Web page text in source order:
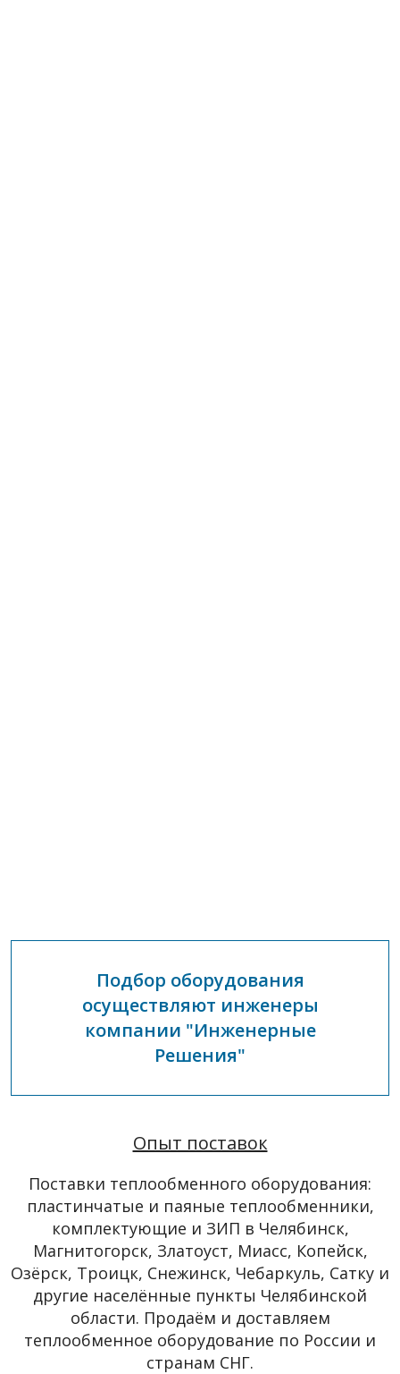
Подбор оборудования
осуществляют инженеры
компании "Инженерные
Решения"
Опыт поставок
Поставки теплообменного оборудования:
пластинчатые и паяные теплообменники,
комплектующие и ЗИП в Челябинск,
Магнитогорск, Златоуст, Миасс, Копейск,
Озёрск, Троицк, Снежинск, Чебаркуль, Сатку и
другие населённые пункты Челябинской
области. Продаём и доставляем
теплообменное оборудование по России и
странам СНГ.